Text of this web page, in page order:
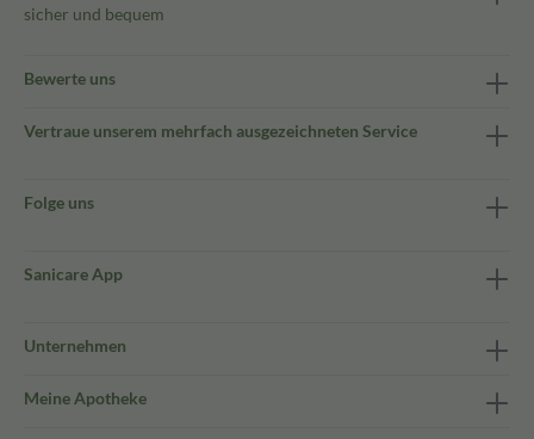
sicher und bequem
Bewerte uns
Vertraue unserem mehrfach ausgezeichneten Service
Folge uns
Sanicare App
Unternehmen
Meine Apotheke